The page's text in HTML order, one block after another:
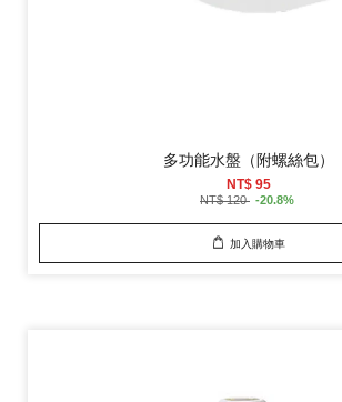
多功能水盤（附螺絲包）
NT$ 95
NT$ 120 -20.8%
加入購物車